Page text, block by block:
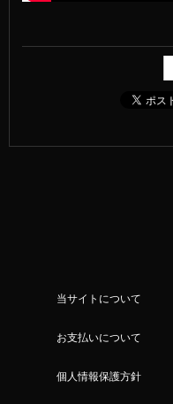
当サイトについて
お支払いについて
個人情報保護方針